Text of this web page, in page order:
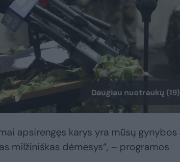
Daugiau nuotraukų (19)
apsirengęs karys yra mūsų gynybos
milžiniškas dėmesys“, – programos